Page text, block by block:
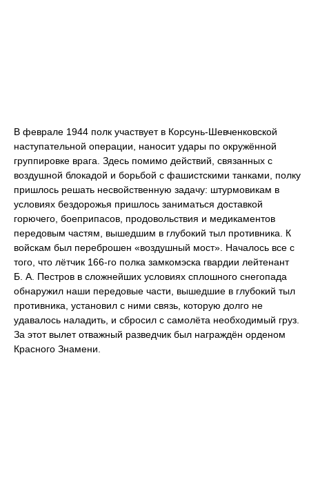
В феврале 1944 полк участвует в Корсунь-Шевченковской
наступательной операции, наносит удары по окружённой
группировке врага. Здесь помимо действий, связанных с
воздушной блокадой и борьбой с фашистскими танками, полку
пришлось решать несвойственную задачу: штурмовикам в
условиях бездорожья пришлось заниматься доставкой
горючего, боеприпасов, продовольствия и медикаментов
передовым частям, вышедшим в глубокий тыл противника. К
войскам был переброшен «воздушный мост». Началось все с
того, что лётчик 166-го полка замкомэска гвардии лейтенант
Б. А. Пестров в сложнейших условиях сплошного снегопада
обнаружил наши передовые части, вышедшие в глубокий тыл
противника, установил с ними связь, которую долго не
удавалось наладить, и сбросил с самолёта необходимый груз.
За этот вылет отважный разведчик был награждён орденом
Красного Знамени.